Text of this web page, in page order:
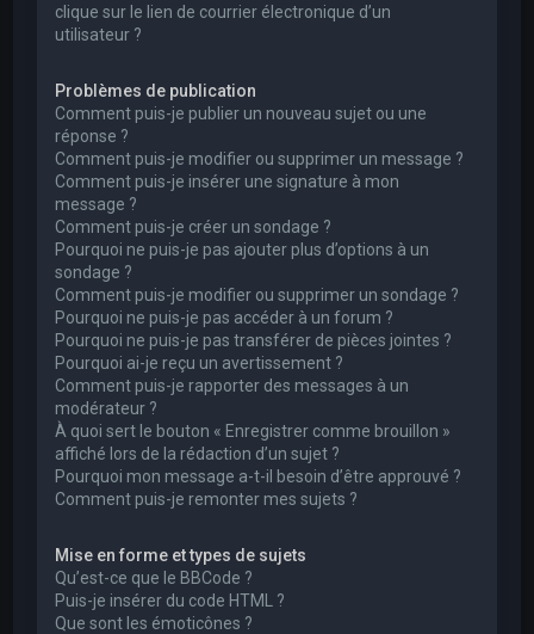
clique sur le lien de courrier électronique d’un
utilisateur ?
Problèmes de publication
Comment puis-je publier un nouveau sujet ou une
réponse ?
Comment puis-je modifier ou supprimer un message ?
Comment puis-je insérer une signature à mon
message ?
Comment puis-je créer un sondage ?
Pourquoi ne puis-je pas ajouter plus d’options à un
sondage ?
Comment puis-je modifier ou supprimer un sondage ?
Pourquoi ne puis-je pas accéder à un forum ?
Pourquoi ne puis-je pas transférer de pièces jointes ?
Pourquoi ai-je reçu un avertissement ?
Comment puis-je rapporter des messages à un
modérateur ?
À quoi sert le bouton « Enregistrer comme brouillon »
affiché lors de la rédaction d’un sujet ?
Pourquoi mon message a-t-il besoin d’être approuvé ?
Comment puis-je remonter mes sujets ?
Mise en forme et types de sujets
Qu’est-ce que le BBCode ?
Puis-je insérer du code HTML ?
Que sont les émoticônes ?